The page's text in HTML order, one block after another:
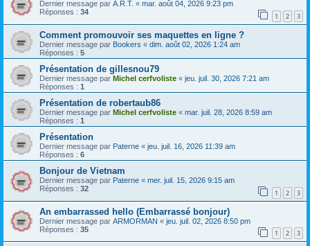
Dernier message par A.R.T. « mar. août 04, 2026 9:23 pm
Réponses : 34 1 2 3
Comment promouvoir ses maquettes en ligne ?
Dernier message par Bookers « dim. août 02, 2026 1:24 am
Réponses : 5
Présentation de gillesnou79
Dernier message par Michel cerfvoliste « jeu. juil. 30, 2026 7:21 am
Réponses : 1
Présentation de robertaub86
Dernier message par Michel cerfvoliste « mar. juil. 28, 2026 8:59 am
Réponses : 1
Présentation
Dernier message par Paterne « jeu. juil. 16, 2026 11:39 am
Réponses : 6
Bonjour de Vietnam
Dernier message par Paterne « mer. juil. 15, 2026 9:15 am
Réponses : 32 1 2 3
An embarrassed hello (Embarrassé bonjour)
Dernier message par ARMORMAN « jeu. juil. 02, 2026 8:50 pm
Réponses : 35 1 2 3